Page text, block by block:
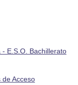
- E.S.O. Bachillerato
de Acceso